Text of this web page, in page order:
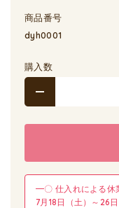
商品番号
dyh0001
購入数
━〇 仕入れによる休
7月18日（土）～26